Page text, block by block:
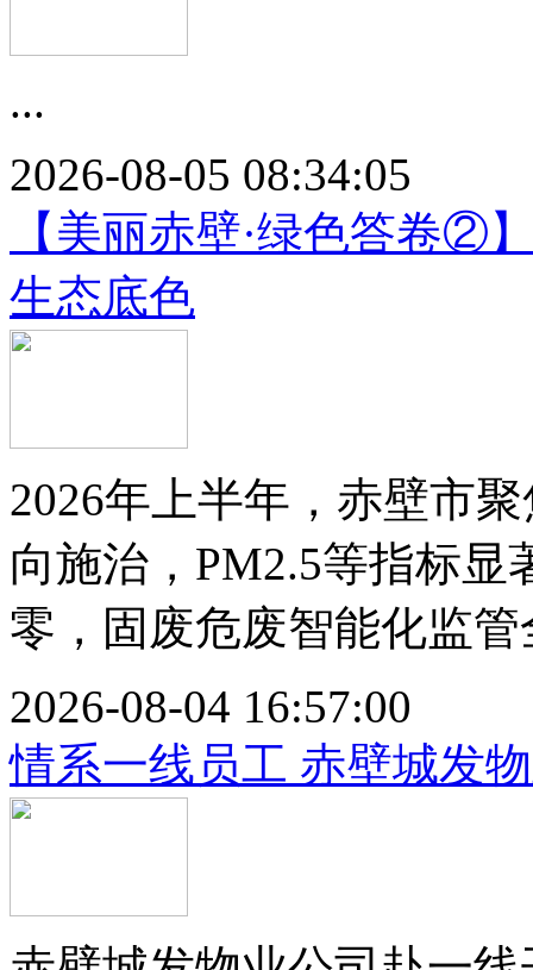
...
2026-08-05 08:34:05
【美丽赤壁·绿色答卷②
生态底色
2026年上半年，赤壁市
向施治，PM2.5等指标
零，固废危废智能化监管
2026-08-04 16:57:00
情系一线员工 赤壁城发